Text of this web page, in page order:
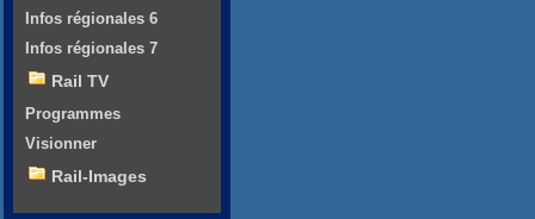
Infos régionales 6
Infos régionales 7
Rail TV
Programmes
Visionner
Rail-Images